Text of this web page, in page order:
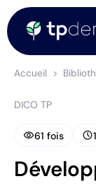
Accueil
DICO TP
visibility61 fois schedule